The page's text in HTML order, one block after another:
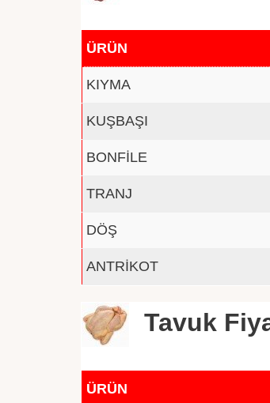
ÜRÜN
KIYMA
KUŞBAŞI
BONFİLE
TRANJ
DÖŞ
ANTRİKOT
Tavuk
ÜRÜN